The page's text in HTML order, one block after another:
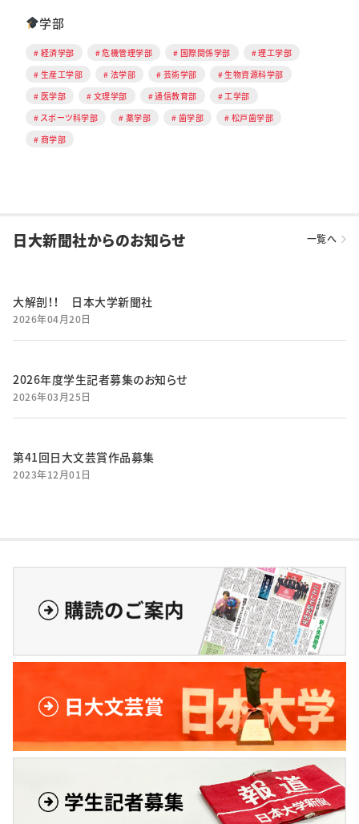
学部
経済学部 危機管理学部 国際関係学部
理工学部
生産工学部
法学部 芸術学部
生物資源科学部
医学部
文理学部 通信教育部
工学部
スポーツ科学部
薬学部 歯学部
松戸歯学部
商学部
日大新聞社からのお知らせ 一覧へ
大解剖！！ 日本大学新聞社
2026年04月20日
2026年度学生記者募集のお知らせ
2026年03月25日
第41回日大文芸賞作品募集
2023年12月01日